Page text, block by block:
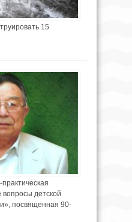
15
детской
посвященная 90-